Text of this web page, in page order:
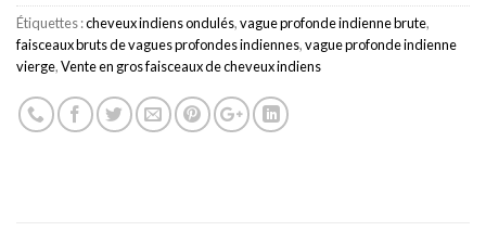
Étiquettes :cheveux indiens ondulés,vague profonde indienne brute,
faisceaux bruts de vagues profondes indiennes,vague profonde indienne
vierge,Vente en gros faisceaux de cheveux indiens